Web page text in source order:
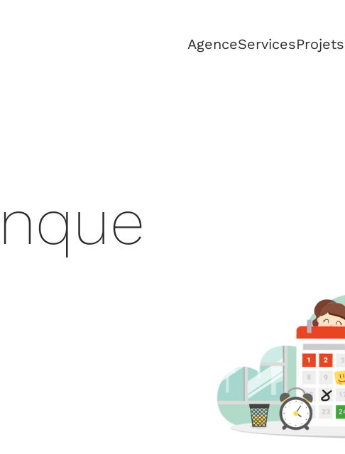
AgenceServicesProjets